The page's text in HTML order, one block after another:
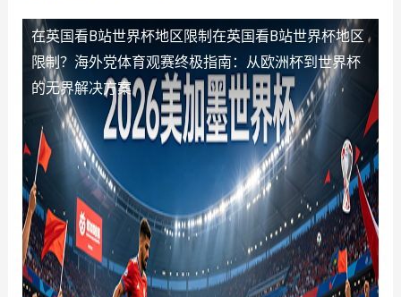
在英国看B站世界杯地区限制 在英国看B站世界杯地区
限制？海外党体育观赛终极指南：从欧洲杯到世界杯
的无界解决方案